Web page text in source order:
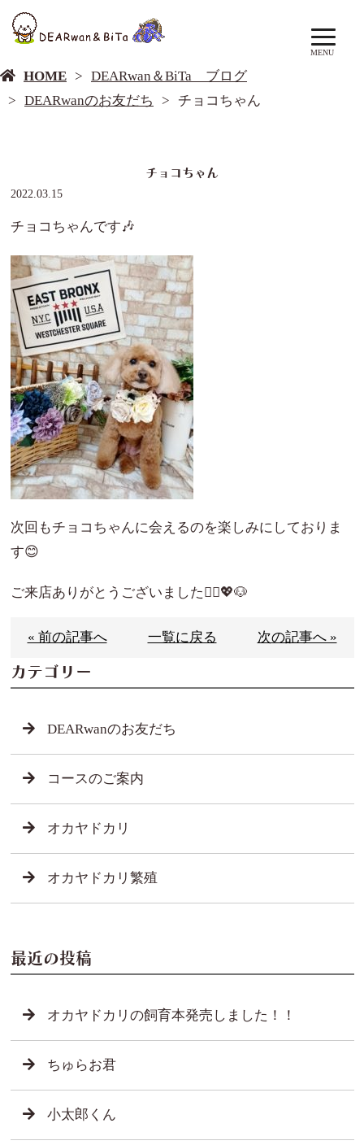
MENU
HOME
DEARwan＆BiTa ブログ
DEARwanのお友だち
チョコちゃん
チョコちゃん
2022.03.15
チョコちゃんです🎶
次回もチョコちゃんに会えるのを楽しみにしておりま
す😊
ご来店ありがとうございました🙇‍♀️💖🐶
« 前の記事へ 一覧に戻る 次の記事へ »
カテゴリー
DEARwanのお友だち
コースのご案内
オカヤドカリ
オカヤドカリ繁殖
最近の投稿
オカヤドカリの飼育本発売しました！！
ちゅらお君
小太郎くん